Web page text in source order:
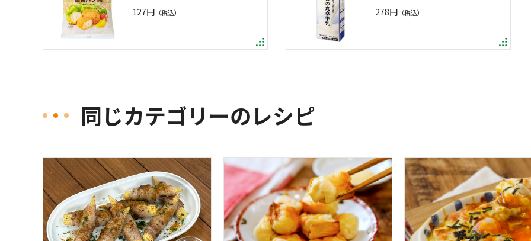
127円 （税込） 278円 （税込）
同じカテゴリーのレシピ